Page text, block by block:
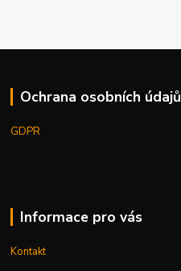
Ochrana osobních údajů
GDPR
Informace pro vás
Kontakt